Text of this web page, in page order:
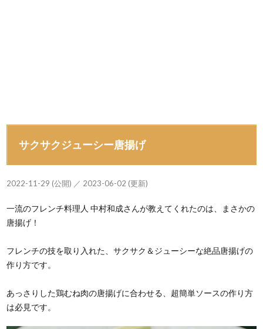
サクサクジューシー唐揚げ
2022-11-29 (公開) ／ 2023-06-02 (更新)
一流のフレンチ料理人 中村和成さんが教えてくれたのは、まさかの
唐揚げ！
フレンチの技を取り入れた、サクサク＆ジューシーな絶品唐揚げの
作り方です。
あっさりした鶏むね肉の唐揚げに合わせる、超簡単ソースの作り方
は必見です。